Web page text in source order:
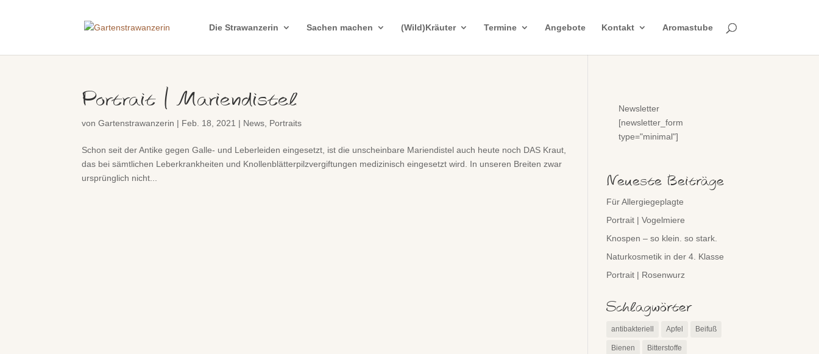
Die Strawanzerin Sachen machen (Wild)Kräuter Termine Angebote Kontakt Aromastube
Portrait | Mariendistel
vonGartenstrawanzerin | Feb. 18, 2021 | News Portraits
Schon seit der Antike gegen Galle- und Leberleiden eingesetzt, ist die unscheinbare Mariendistel auch heute noch DAS Kraut,
das bei sämtlichen Leberkrankheiten und Knollenblätterpilzvergiftungen medizinisch eingesetzt wird. In unseren Breiten zwar
ursprünglich nicht...
Newsletter
[newsletter_form
type="minimal"]
Neueste Beiträge
Für Allergiegeplagte
Portrait | Vogelmiere
Knospen – so klein. so stark.
Naturkosmetik in der 4. Klasse
Portrait | Rosenwurz
Schlagwörter
antibakteriell Apfel Beifuß
Bienen Bitterstoffe